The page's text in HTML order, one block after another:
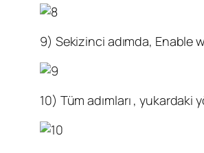
9) Sekizinci adımda, Enable
10) Tüm adımları , yukardaki